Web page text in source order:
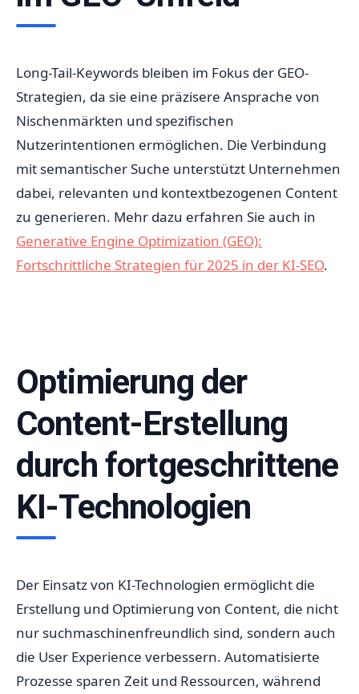
Long-Tail-Keywords bleiben im Fokus der GEO-
Strategien, da sie eine präzisere Ansprache von
Nischenmärkten und spezifischen
Nutzerintentionen ermöglichen. Die Verbindung
mit semantischer Suche unterstützt Unternehmen
dabei, relevanten und kontextbezogenen Content
zu generieren. Mehr dazu erfahren Sie auch in
Generative Engine Optimization (GEO):
Fortschrittliche Strategien für 2025 in der KI-SEO.
Optimierung der
Content-Erstellung
durch fortgeschrittene
KI-Technologien
Der Einsatz von KI-Technologien ermöglicht die
Erstellung und Optimierung von Content, die nicht
nur suchmaschinenfreundlich sind, sondern auch
die User Experience verbessern. Automatisierte
Prozesse sparen Zeit und Ressourcen, während